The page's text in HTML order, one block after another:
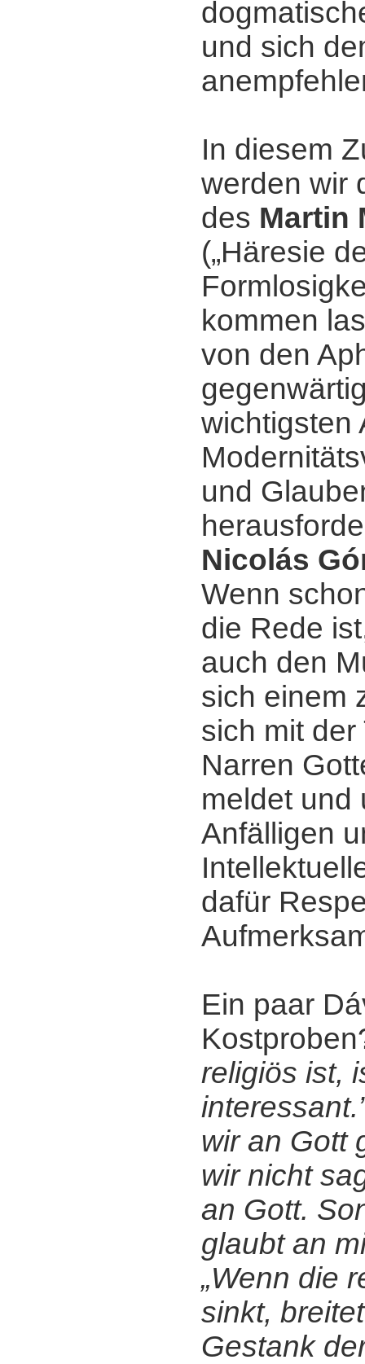
und sich
In diesem
werden wir
des Martin
(„Häresie
kommen
von den
wichtigsten
und
Nicolás
Wenn
die Rede
auch den
sich einem
sich mit der
Narren
meldet und
Anfälligen
dafür
Ein paar
religiös ist,
wir an Gott
wir nicht
an Gott.
glaubt an
„Wenn die
sinkt,
Gestank